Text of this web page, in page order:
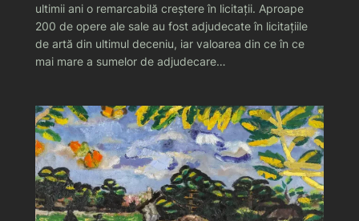
ultimii ani o remarcabilă creștere în licitații. Aproape
200 de opere ale sale au fost adjudecate în licitațiile
de artă din ultimul deceniu, iar valoarea din ce în ce
mai mare a sumelor de adjudecare…